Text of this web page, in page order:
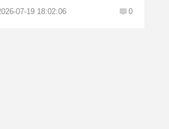
07-19 18:02:06 0